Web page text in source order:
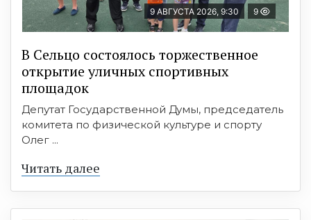
9 АВГУСТА 2026, 9:30 9
В Сельцо состоялось торжественное
открытие уличных спортивных
площадок
Депутат Государственной Думы, председатель
комитета по физической культуре и спорту
Олег ...
Читать далее